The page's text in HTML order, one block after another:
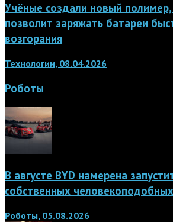
Учёные создали новый
позволит заряжать батареи
возгорания
Технологии, 08.04.2026
Роботы
В августе BYD намерена
собственных
Роботы, 05.08.2026